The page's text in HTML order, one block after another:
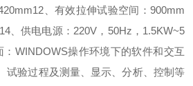
12 、有效拉伸试验空间：900mm
、供电电源： 220V ， 50Hz ， 1.5KW~5
WINDOWS操作环境下的软件和交互
、试验过程及测量、显示、分析、控制等